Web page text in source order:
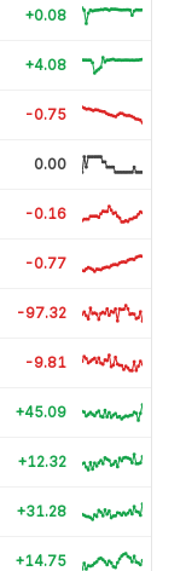
+0.08
+4.08
-0.75
0.00
-0.16
-0.77
-97.32
-9.81
+45.09
+12.32
+31.28
+14.75